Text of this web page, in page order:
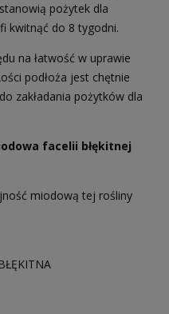
pożytek dla
kwitnąć do 8 tygodni.
na łatwość w uprawie
podłoża jest chętnie
do zakładania pożytków dla
facelii błękitnej
miodową tej rośliny